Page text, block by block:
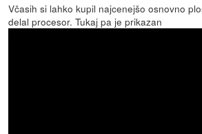
Včasih si lahko kupil najcenejšo osnovno
delal procesor. Tukaj pa je prikazan